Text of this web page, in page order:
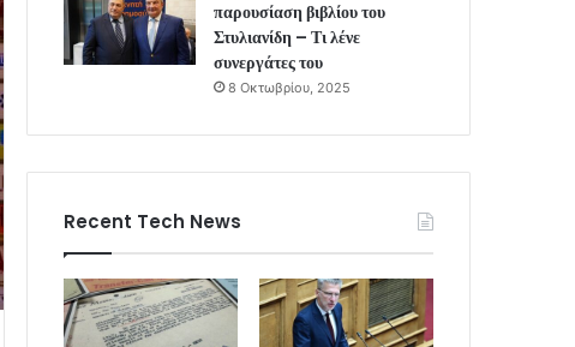
παρουσίαση βιβλίου του
Στυλιανίδη – Τι λένε
συνεργάτες του
8 Οκτωβρίου, 2025
Recent Tech News